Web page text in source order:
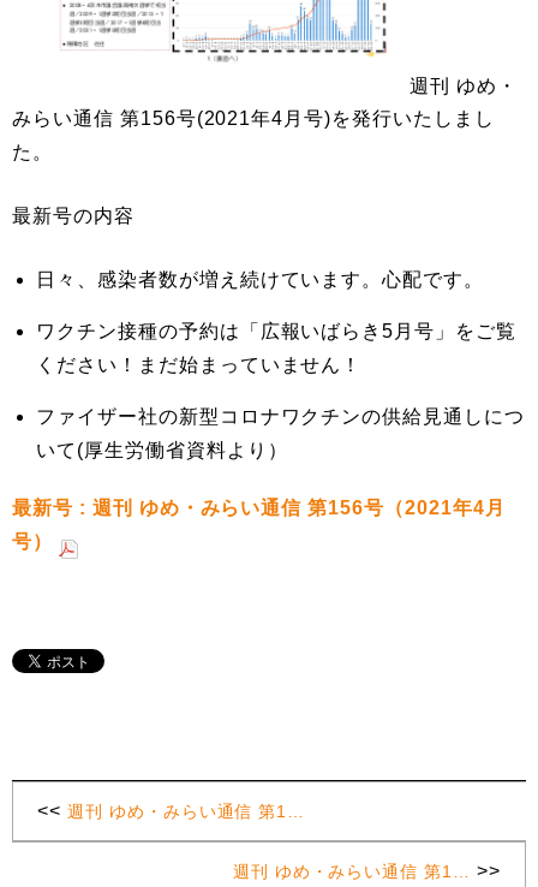
週刊 ゆめ・
みらい通信 第156号(2021年4月号)を発行いたしまし
た。
最新号の内容
日々、感染者数が増え続けています。心配です。
ワクチン接種の予約は「広報いばらき5月号」をご覧
ください！まだ始まっていません！
ファイザー社の新型コロナワクチンの供給見通しにつ
いて(厚生労働省資料より）
最新号 : 週刊 ゆめ・みらい通信 第156号（2021年4月
号）
<< 週刊 ゆめ・みらい通信 第1…
週刊 ゆめ・みらい通信 第1… >>